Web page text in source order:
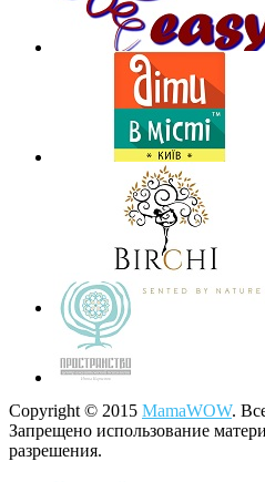
Copyright © 2015 MamaWOW.
Запрещено использование
разрешения.